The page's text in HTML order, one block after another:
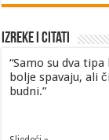
Izreke i Citati
“Samo su dva
bolje spavaju, ali
budni.”